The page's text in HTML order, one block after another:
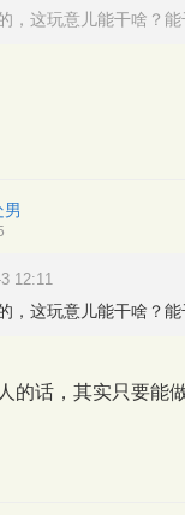
，这玩意儿能干啥？
12:11
，这玩意儿能干啥？
的话，其实只要能